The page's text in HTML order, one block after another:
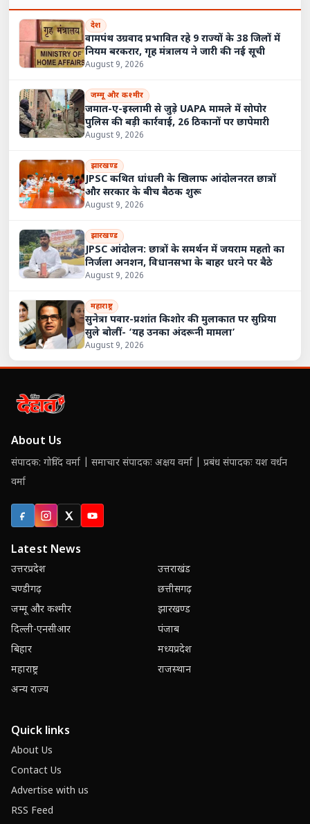
देश
वामपंथ उग्रवाद प्रभावित रहे 9 राज्यों के 38 जिलों में
नियम बरकरार, गृह मंत्रालय ने जारी की नई सूची
August 9, 2026
जम्मू और कश्मीर
जमात-ए-इस्लामी से जुड़े UAPA मामले में सोपोर
पुलिस की बड़ी कार्रवाई, 26 ठिकानों पर छापेमारी
August 9, 2026
झारखण्ड
JPSC कथित धांधली के खिलाफ आंदोलनरत छात्रों
और सरकार के बीच बैठक शुरू
August 9, 2026
झारखण्ड
JPSC आंदोलन: छात्रों के समर्थन में जयराम महतो का
निर्जला अनशन, विधानसभा के बाहर धरने पर बैठे
August 9, 2026
महाराष्ट्र
सुनेत्रा पवार-प्रशांत किशोर की मुलाकात पर सुप्रिया
सुले बोलीं- ‘यह उनका अंदरूनी मामला’
August 9, 2026
About Us
संपादक: गोविंद वर्मा | समाचार संपादकः अक्षय वर्मा | प्रबंध संपादकः यश वर्धन
वर्मा
FacebookInstagram
X (Twitter)
YouTube
Latest News
उत्तरप्रदेश
उत्तराखंड
चण्डीगढ़
छत्तीसगढ़
जम्मू और कश्मीर
झारखण्ड
दिल्ली-एनसीआर
पंजाब
बिहार
मध्यप्रदेश
महाराष्ट्र
राजस्थान
अन्य राज्य
Quick links
About Us
Contact Us
Advertise with us
RSS Feed